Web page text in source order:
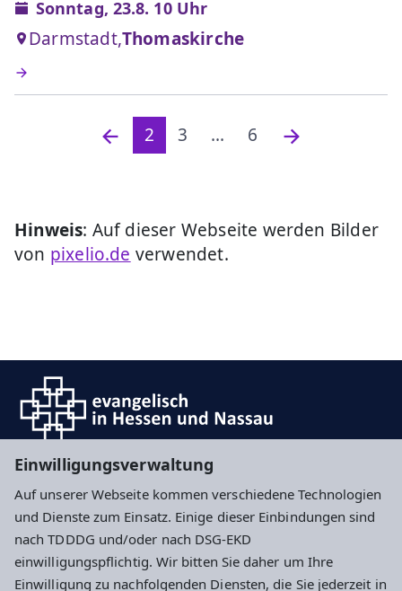
Einwilligungsverwaltung
Auf unserer Webseite kommen verschiedene Technologien
und Dienste zum Einsatz. Einige dieser Einbindungen sind
nach TDDDG und/oder nach DSG-EKD
einwilligungspflichtig. Wir bitten Sie daher um Ihre
Einwilligung zu nachfolgenden Diensten, die Sie jederzeit in
Sonntag, 23.8. 10 Uhr
Darmstadt,Thomaskirche
2 3 ... 6
+
−
Hinweis: Auf dieser Webseite werden Bilder
von pixelio.de verwendet.
Ev. Segensgemeinde Darmstadt